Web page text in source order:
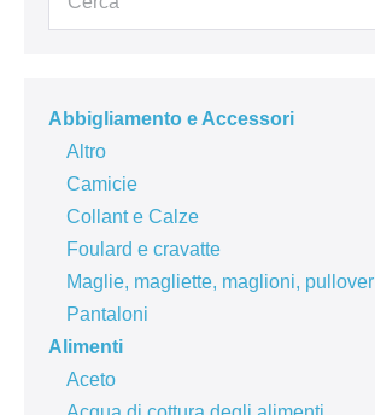
Abbigliamento e Accessori
Altro
Camicie
Collant e Calze
Foulard e cravatte
Maglie, magliette, maglioni, pullover
Pantaloni
Alimenti
Aceto